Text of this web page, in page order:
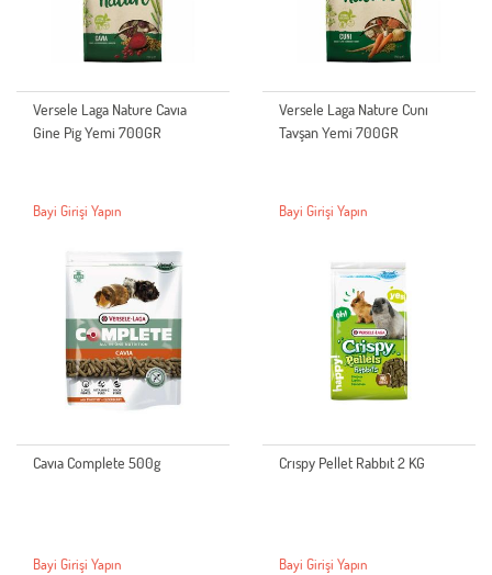
Versele Laga Nature Cavıa
Gine Pig Yemi 700GR
Bayi Girişi Yapın
Versele Laga Nature Cunı
Tavşan Yemi 700GR
Bayi Girişi Yapın
Cavıa Complete 500g
Bayi Girişi Yapın
Crıspy Pellet Rabbıt 2 KG
Bayi Girişi Yapın